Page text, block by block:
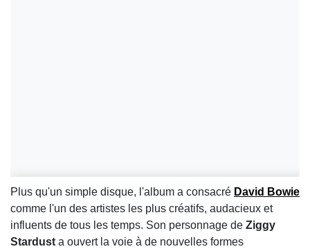
Plus qu'un simple disque, l'album a consacré David Bowie
comme l'un des artistes les plus créatifs, audacieux et
influents de tous les temps. Son personnage de Ziggy
Stardust a ouvert la voie à de nouvelles formes